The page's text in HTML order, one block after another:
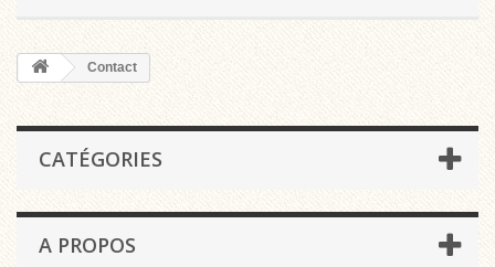
Contact
CATÉGORIES
A PROPOS